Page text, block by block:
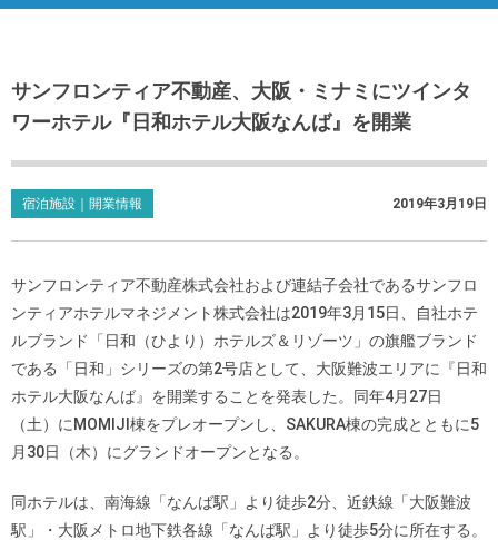
サンフロンティア不動産、大阪・ミナミにツインタ
ワーホテル『日和ホテル大阪なんば』を開業
宿泊施設｜開業情報 2019年3月19日
サンフロンティア不動産株式会社および連結子会社であるサンフロ
ンティアホテルマネジメント株式会社は2019年3月15日、自社ホテ
ルブランド「日和（ひより）ホテルズ＆リゾーツ」の旗艦ブランド
である「日和」シリーズの第2号店として、大阪難波エリアに『日和
ホテル大阪なんば』を開業することを発表した。同年4月27日
（土）にMOMIJI棟をプレオープンし、SAKURA棟の完成とともに5
月30日（木）にグランドオープンとなる。
同ホテルは、南海線「なんば駅」より徒歩2分、近鉄線「大阪難波
駅」・大阪メトロ地下鉄各線「なんば駅」より徒歩5分に所在する。